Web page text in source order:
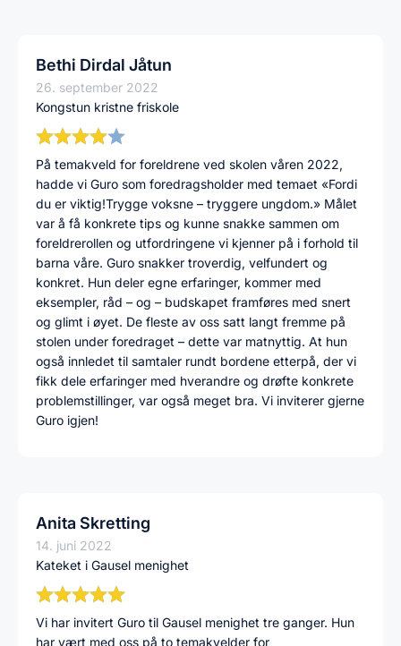
Bethi Dirdal Jåtun
26. september 2022
Kongstun kristne friskole
På temakveld for foreldrene ved skolen våren 2022,
hadde vi Guro som foredragsholder med temaet «Fordi
du er viktig!Trygge voksne – tryggere ungdom.» Målet
var å få konkrete tips og kunne snakke sammen om
foreldrerollen og utfordringene vi kjenner på i forhold til
barna våre. Guro snakker troverdig, velfundert og
konkret. Hun deler egne erfaringer, kommer med
eksempler, råd – og – budskapet framføres med snert
og glimt i øyet. De fleste av oss satt langt fremme på
stolen under foredraget – dette var matnyttig. At hun
også innledet til samtaler rundt bordene etterpå, der vi
fikk dele erfaringer med hverandre og drøfte konkrete
problemstillinger, var også meget bra. Vi inviterer gjerne
Guro igjen!
Anita Skretting
14. juni 2022
Kateket i Gausel menighet
Vi har invitert Guro til Gausel menighet tre ganger. Hun
har vært med oss på to temakvelder for